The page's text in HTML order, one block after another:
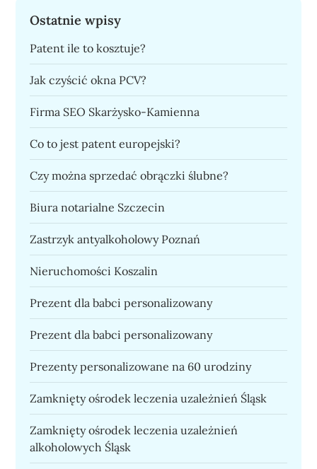
Ostatnie wpisy
Patent ile to kosztuje?
Jak czyścić okna PCV?
Firma SEO Skarżysko-Kamienna
Co to jest patent europejski?
Czy można sprzedać obrączki ślubne?
Biura notarialne Szczecin
Zastrzyk antyalkoholowy Poznań
Nieruchomości Koszalin
Prezent dla babci personalizowany
Prezent dla babci personalizowany
Prezenty personalizowane na 60 urodziny
Zamknięty ośrodek leczenia uzależnień Śląsk
Zamknięty ośrodek leczenia uzależnień
alkoholowych Śląsk